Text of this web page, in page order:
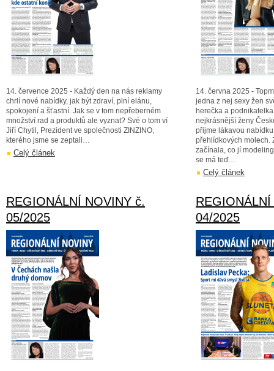
14. července 2025 - Každý den na nás reklamy
chrlí nové nabídky, jak být zdraví, plní elánu,
spokojení a šťastní. Jak se v tom nepřeberném
množství rad a produktů ale vyznat? Své o tom ví
Jiří Chytil, Prezident ve společnosti ZINZINO,
kterého jsme se zeptali…
Celý článek
14. června 2025 -
jedna z nej sexy žen
herečka a
nejkrásnější ženy
přijme lákavou
přehlídkových molech.
začínala, co jí
se má teď…
Celý článek
REGIONÁLNÍ NOVINY č.
05/2025
04/2025